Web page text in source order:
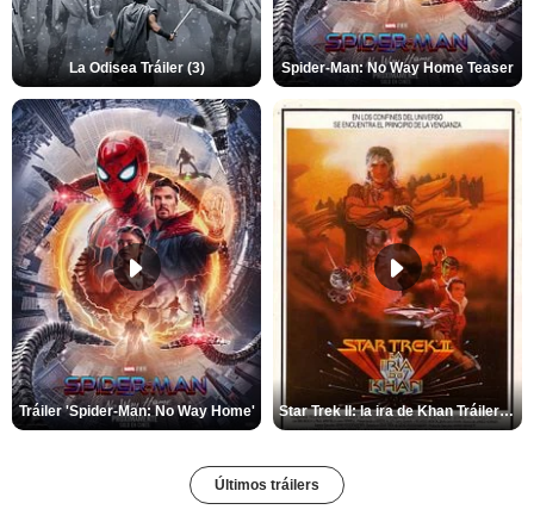
La Odisea Tráiler (3) Spider-Man: No Way Home Teaser
Tráiler 'Spider-Man: No Way Home' Star Trek II: la ira de Khan Tráiler VO
Últimos tráilers